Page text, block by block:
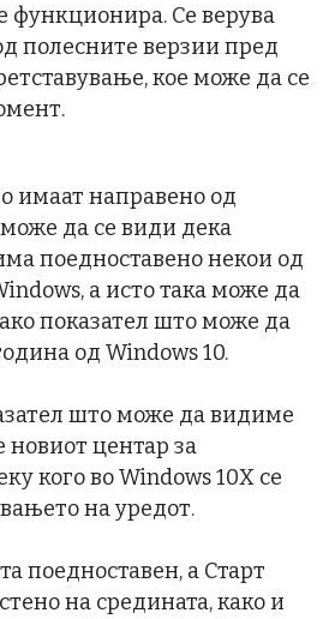
функционира. Се верува
полесните верзии пред
кое може да се
имаат направено од
може да се види дека
поедноставено некои од
а исто така може да
показател што може да
од Windows 10.
што може да видиме
новиот центар за
кого во Windows 10X се
на уредот.
поедноставен, а Старт
на средината, како и